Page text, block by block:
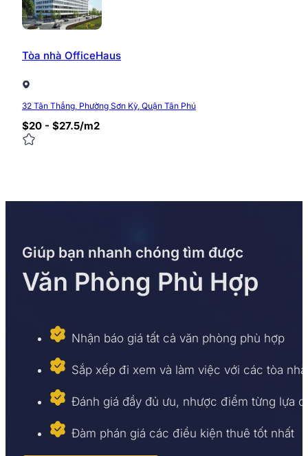
Tòa nhà OfficeHaus
32 Tân Thắng, Phường Sơn Kỳ, Quận Tân Phú
$20 - $27.5/m2
Giúp bạn nhanh chóng tìm được
Văn Phòng Phù Hợp
Nhận báo giá tất cả văn phòng phù hợp
Sắp xếp đi xem và làm việc với các tòa nhà
Đánh giá đầy đủ ưu, nhược điểm từng lựa
Đàm phán giá các điều kiện thuê tốt nhất